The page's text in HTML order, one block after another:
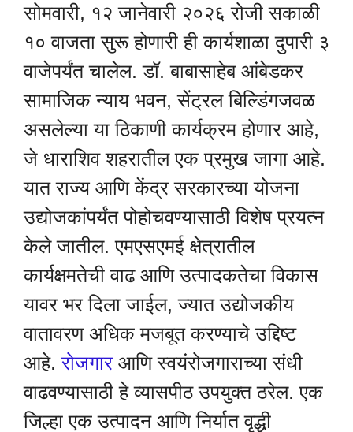
सोमवारी, १२ जानेवारी २०२६ रोजी सकाळी
१० वाजता सुरू होणारी ही कार्यशाळा दुपारी ३
वाजेपर्यंत चालेल. डॉ. बाबासाहेब आंबेडकर
सामाजिक न्याय भवन, सेंट्रल बिल्डिंगजवळ
असलेल्या या ठिकाणी कार्यक्रम होणार आहे,
जे धाराशिव शहरातील एक प्रमुख जागा आहे.
यात राज्य आणि केंद्र सरकारच्या योजना
उद्योजकांपर्यंत पोहोचवण्यासाठी विशेष प्रयत्न
केले जातील. एमएसएमई क्षेत्रातील
कार्यक्षमतेची वाढ आणि उत्पादकतेचा विकास
यावर भर दिला जाईल, ज्यात उद्योजकीय
वातावरण अधिक मजबूत करण्याचे उद्दिष्ट
आहे.रोजगारआणि स्वयंरोजगाराच्या संधी
वाढवण्यासाठी हे व्यासपीठ उपयुक्त ठरेल. एक
जिल्हा एक उत्पादन आणि निर्यात वृद्धी